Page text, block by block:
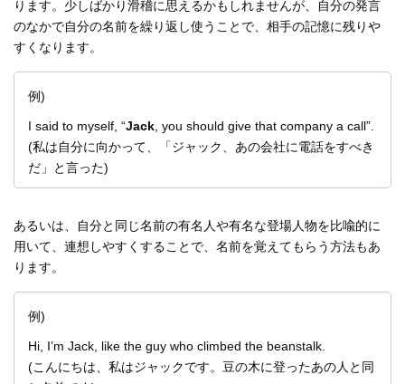
ります。少しばかり滑稽に思えるかもしれませんが、自分の発言
のなかで自分の名前を繰り返し使うことで、相手の記憶に残りや
すくなります。
例)
I said to myself, “Jack , you should give that company a call”.
(私は自分に向かって、「ジャック、あの会社に電話をすべき
だ」と言った)
あるいは、自分と同じ名前の有名人や有名な登場人物を比喩的に
用いて、連想しやすくすることで、名前を覚えてもらう方法もあ
ります。
例)
Hi, I’m Jack, like the guy who climbed the beanstalk.
(こんにちは、私はジャックです。豆の木に登ったあの人と同